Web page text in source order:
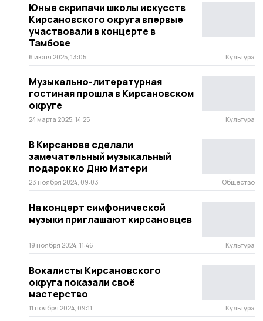
Юные скрипачи школы искусств
Кирсановского округа впервые
участвовали в концерте в
Тамбове
6 июня 2025, 13:05 Культура
Музыкально-литературная
гостиная прошла в Кирсановском
округе
24 марта 2025, 14:25 Культура
В Кирсанове сделали
замечательный музыкальный
подарок ко Дню Матери
23 ноября 2024, 09:03 Общество
На концерт симфонической
музыки приглашают кирсановцев
19 ноября 2024, 11:46 Культура
Вокалисты Кирсановского
округа показали своё
мастерство
11 ноября 2024, 09:11 Культура